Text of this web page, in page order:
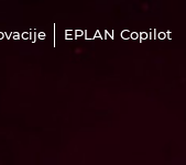
EPLAN Copilot